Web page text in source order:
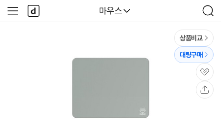
다나와
마우스
검
색
사
이
다
나
와
상품비교
대량구매
관
심